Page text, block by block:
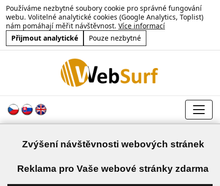
Používáme nezbytné soubory cookie pro správné fungování
webu. Volitelné analytické cookies (Google Analytics, Toplist)
nám pomáhají měřit návštěvnost. Více informací
Přijmout analytické
Pouze nezbytné
Zvýšení návštěvnosti webových stránek
Reklama pro Vaše webové stránky zdarma